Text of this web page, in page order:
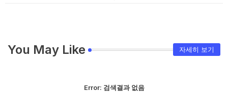
You May Like 자세히 보기
Error: 검색결과 없음